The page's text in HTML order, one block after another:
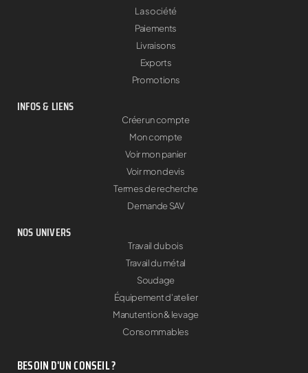
La société
Paiements
Livraisons
Exports
Promotions
INFOS & LIENS
Créer un compte
Mon compte
Voir mon panier
Voir mon devis
Termes de recherche
Demande SAV
NOS UNIVERS
Travail du bois
Travail du métal
Soudage
Équipement d'atelier
Manutention & levage
Consommables
BESOIN D'UN CONSEIL ?